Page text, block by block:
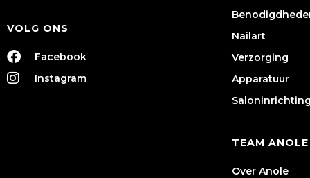
VOLG ONS
Facebook
Instagram
Nailart
Verzorging
Apparatuur
TEAM ANOLE
Over Anole